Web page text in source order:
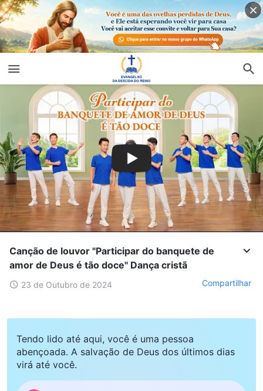
Canção de louvor "Participar do banquete de
amor de Deus é tão doce" Dança cristã
23 de Outubro de 2024 Compartilhar
Tendo lido até aqui, você é uma pessoa
abençoada. A salvação de Deus dos últimos dias
virá até você.